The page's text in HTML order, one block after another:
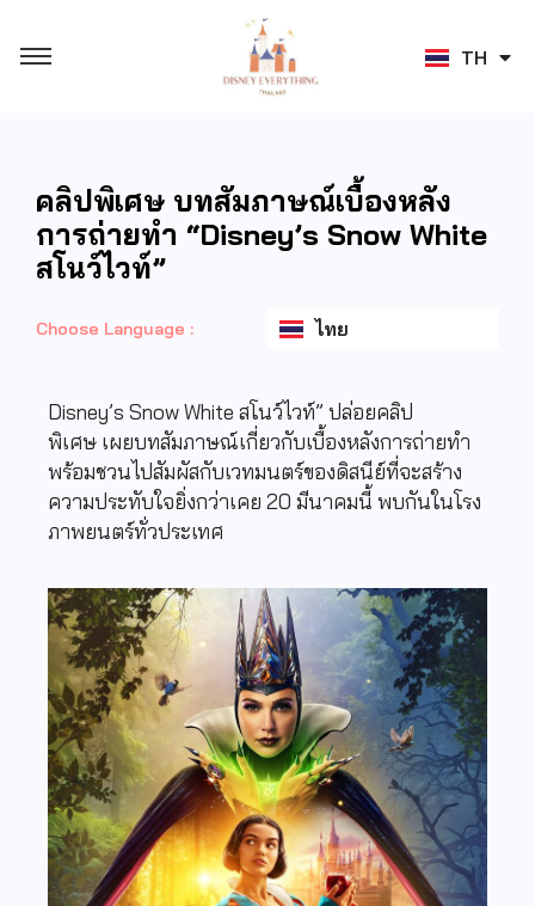
TH
ZH
คลิปพิเศษ บทสัมภาษณ์เบื้องหลัง
การถ่ายทำ “Disney’s Snow White
สโนว์ไวท์”
Choose Language : ไทย
Disney’s Snow White สโนว์ไวท์” ปล่อยคลิป
พิเศษ เผยบทสัมภาษณ์เกี่ยวกับเบื้องหลังการถ่ายทำ
พร้อมชวนไปสัมผัสกับเวทมนตร์ของดิสนีย์ที่จะสร้าง
ความประทับใจยิ่งกว่าเคย 20 มีนาคมนี้ พบกันในโรง
ภาพยนตร์ทั่วประเทศ